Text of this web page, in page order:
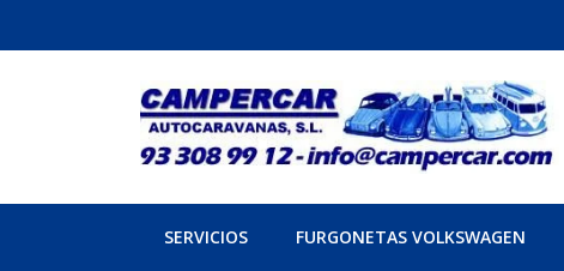
SERVICIOS FURGONETAS VOLKSWAGEN